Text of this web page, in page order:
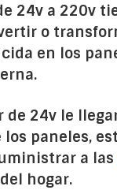
24v a 220v
o
en los
de 24v le
paneles,
a las
hogar.